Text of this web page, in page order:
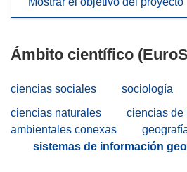
Ámbito científico
ciencias sociales sociología
ciencias naturales
ciencias de
ambientales conexas
sistemas de información